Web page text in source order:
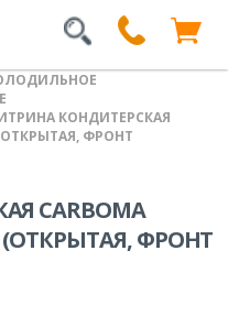
КОНДИТЕРСКАЯ
(ОТКРЫТАЯ, ФРОНТ
CARBOMA
2 (ОТКРЫТАЯ, ФРОНТ